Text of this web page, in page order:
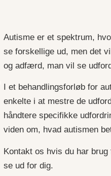
Autisme er et spektrum,
se forskellige ud, men det
og adfærd, man vil se
I et behandlingsforløb for
enkelte i at mestre de
håndtere specifikke
viden om, hvad autismen
Kontakt os hvis du har
se ud for dig.